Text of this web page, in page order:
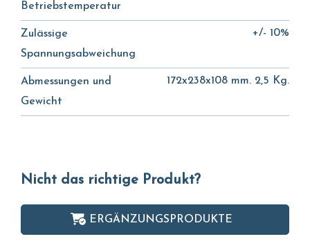
Betriebstemperatur
Zulässige
Spannungsabweichung
+/- 10%
Abmessungen und
Gewicht
172x238x108 mm. 2,5 Kg.
Nicht das richtige Produkt?
ERGÄNZUNGSPRODUKTE